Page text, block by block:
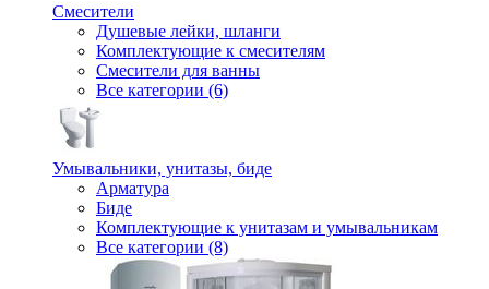
Смесители
Душевые лейки, шланги
Комплектующие к смесителям
Смесители для ванны
Все категории (6)
Умывальники, унитазы, биде
Арматура
Биде
Комплектующие к унитазам и умывальникам
Все категории (8)